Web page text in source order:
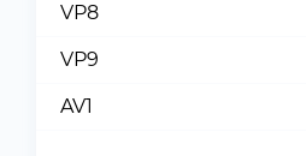
VP8
VP9
AV1